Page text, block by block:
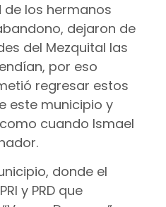
de los hermanos
dejaron de
del Mezquital las
por eso
regresar estos
este municipio y
cuando Ismael
donde el
y PRD que